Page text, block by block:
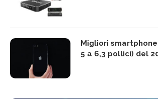
Migliori
5 a 6,3 pollici) del